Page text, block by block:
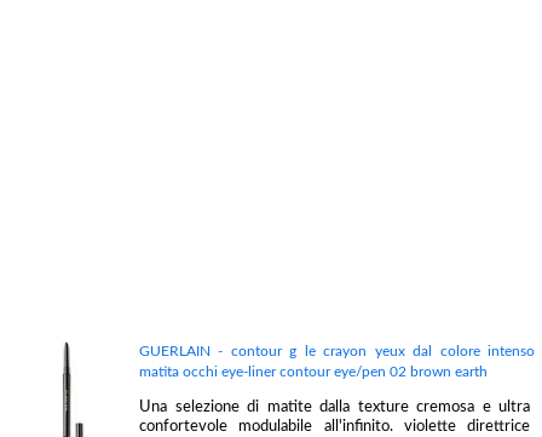
GUERLAIN - contour g le crayon yeux dal colore intenso
matita occhi eye-liner contour eye/pen 02 brown earth
Una selezione di matite dalla texture cremosa e ultra
confortevole modulabile all'infinito. violette direttrice